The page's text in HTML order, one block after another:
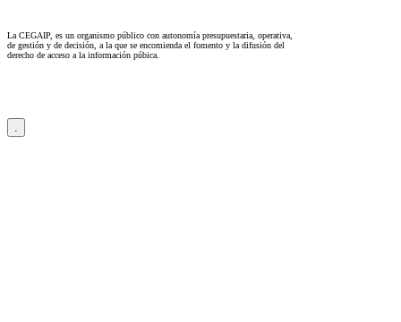
La CEGAIP, es un organismo público con autonomía presupuestaria, operativa,
de gestión y de decisión, a la que se encomienda el fomento y la difusión del
derecho de acceso a la información púbica.